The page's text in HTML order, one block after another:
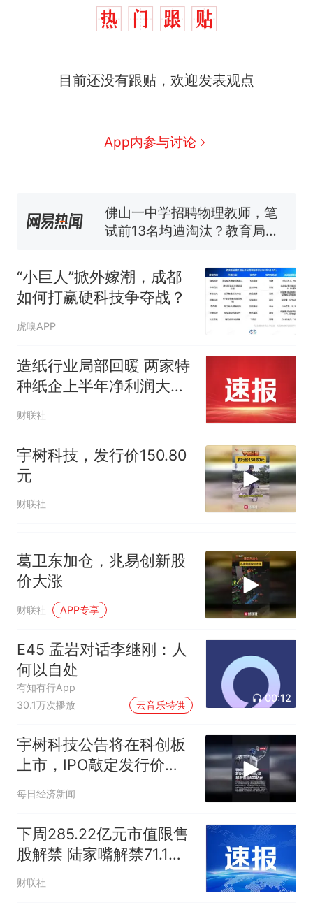
目前还没有跟贴，欢迎发表观点
App内参与讨论
人生
新 费大厨“全国小炒肉大王”称
佛山一中学招聘物理教师，笔
试前13名均遭淘汰？教育局：
核查
力已达15级 最新研判
享界G9车型预售价公布：
43.98万起
那个在床头放菜刀的女孩，
人生
“小巨人”掀外嫁潮，成都
如何打赢硬科技争夺战？
虎嗅APP
造纸行业局部回暖 两家特
种纸企上半年净利润大幅
增长|财报解读
财联社
宇树科技，发行价150.80
元
财联社
葛卫东加仓，兆易创新股
价大涨
财联社 APP专享
E45 孟岩对话李继刚：人
何以自处
有知有行App
30.1万次播放
云音乐特供
00:12
宇树科技公告将在科创板
上市，IPO敲定发行价
150.8元/股，对应总市值
每日经济新闻
下周285.22亿元市值限售
股解禁 陆家嘴解禁71.1亿
元居首
财联社